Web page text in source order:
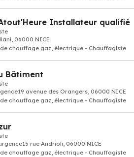
Installateur qualifié
06000 NICE
chauffage gaz, électrique - Chauffagiste
Bâtiment
avenue des Orangers, 06000 NICE
chauffage gaz, électrique - Chauffagiste
rue Andrioli, 06000 NICE
chauffage gaz, électrique - Chauffagiste